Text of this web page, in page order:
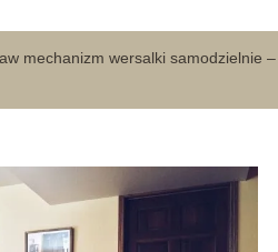
mechanizm wersalki samodzielnie –